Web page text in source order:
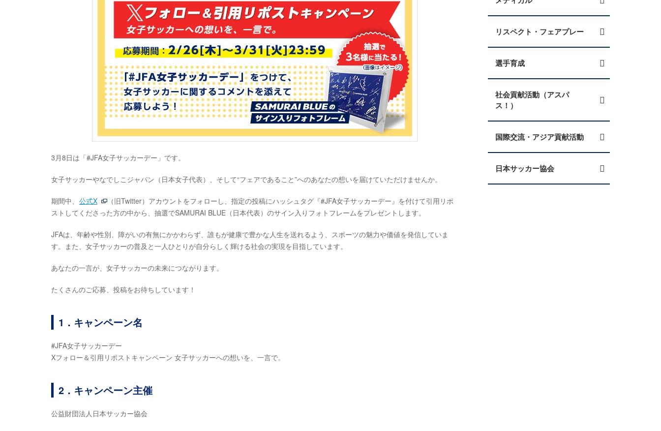
3月8日は「#JFA女子サッカーデー」です。
女子サッカーやなでしこジャパン（日本女子代表）、そして“フェアであること”へのあなたの想いを届けていただけませんか。
期間中、 公式X
（旧Twitter）アカウントをフォローし、指定の投稿にハッシュタグ『#JFA女子サッカーデー』を付けて引用リポ
ストしてくださった方の中から、抽選でSAMURAI BLUE（日本代表）のサイン入りフォトフレームをプレゼントします。
JFAは、年齢や性別、障がいの有無にかかわらず、誰もが健康で豊かな人生を送れるよう、スポーツの魅力や価値を発信していま
す。また、女子サッカーの普及と一人ひとりが自分らしく輝ける社会の実現を目指しています。
あなたの一言が、女子サッカーの未来につながります。
たくさんのご応募、投稿をお待ちしています！
1．キャンペーン名
#JFA女子サッカーデー
Xフォロー＆引用リポストキャンペーン 女子サッカーへの想いを、一言で。
2．キャンペーン主催
公益財団法人日本サッカー協会
リスペクト・フェアプレー
選手育成
社会貢献活動（アスパ
ス！）
国際交流・アジア貢献活動
日本サッカー協会